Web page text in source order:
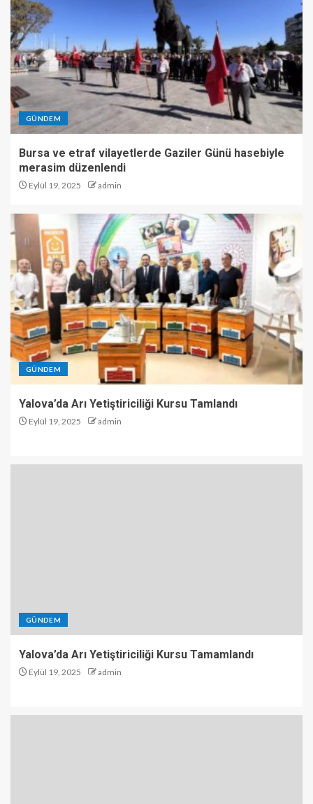
GÜNDEM
Bursa ve etraf vilayetlerde Gaziler Günü hasebiyle
merasim düzenlendi
Eylül 19, 2025 admin
GÜNDEM
Yalova’da Arı Yetiştiriciliği Kursu Tamlandı
Eylül 19, 2025 admin
GÜNDEM
Yalova’da Arı Yetiştiriciliği Kursu Tamamlandı
Eylül 19, 2025 admin